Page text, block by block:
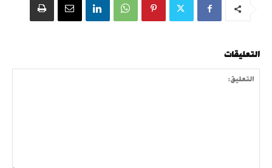
التعليقات